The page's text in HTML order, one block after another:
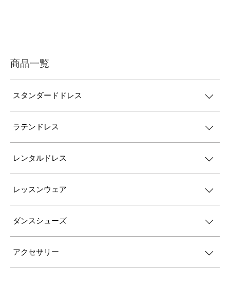
商品一覧
スタンダードドレス
ラテンドレス
レンタルドレス
レッスンウェア
ダンスシューズ
アクセサリー